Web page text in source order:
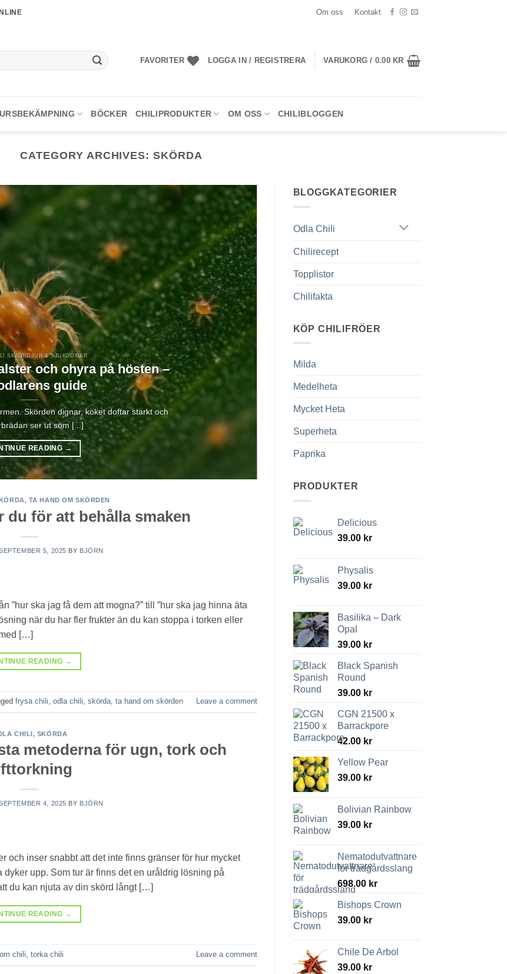
Om oss Kontakt
FAVORITER LOGGA IN / REGISTRERA VARUKORG / 0.00 KR
BÖCKER CHILIPRODUKTER OM OSS CHILIBLOGGEN
CATEGORY ARCHIVES: SKÖRDA
SKADEDJUR & SJUKDOMAR
och ohyra på hösten –
guide
Skörden dignar, köket doftar starkt och
ser ut som [...]
READING →
, TA HAND OM SKÖRDEN
du för att behålla smaken
5, 2025 BY BJÖRN
”hur ska jag få dem att mogna?” till ”hur ska jag hinna äta
när du har fler frukter än du kan stoppa i torken eller
[…]
READING →
frysa chili, odla chili, skörda, ta hand om skörden Leave a comment
CHILI, SKÖRDA
metoderna för ugn, tork och
4, 2025 BY BJÖRN
och inser snabbt att det inte finns gränser för hur mycket
upp. Som tur är finns det en uråldrig lösning på
du kan njuta av din skörd långt […]
READING →
chili torka chili Leave a comment
BLOGGKATEGORIER
Odla Chili
Chilirecept
Topplistor
Chilifakta
KÖP CHILIFRÖER
Milda
Medelheta
Mycket Heta
Superheta
Paprika
PRODUKTER
Delicious
39.00 kr
Physalis
39.00 kr
Basilika – Dark
Opal
39.00 kr
Black Spanish
Round
39.00 kr
CGN 21500 x
Barrackpore
42.00 kr
Yellow Pear
39.00 kr
Bolivian Rainbow
39.00 kr
Nematodutvattnare
för trädgårdsslang
698.00 kr
Bishops Crown
39.00 kr
Chile De Arbol
39.00 kr